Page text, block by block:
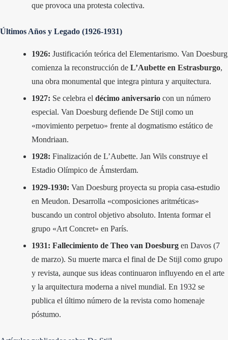
que provoca una protesta colectiva.
Últimos Años y Legado (1926-1931)
1926: Justificación teórica del Elementarismo. Van Doesburg
comienza la reconstrucción deL’Aubette en Estrasburgo,
una obra monumental que integra pintura y arquitectura.
1927: Se celebra eldécimo aniversario con un número
especial. Van Doesburg defiende De Stijl como un
«movimiento perpetuo» frente al dogmatismo estático de
Mondriaan.
1928: Finalización de L’Aubette.Jan Wilsconstruye el
Estadio Olímpico de Ámsterdam.
1929-1930: Van Doesburg proyecta su propia casa-estudio
en Meudon. Desarrolla «composiciones aritméticas»
buscando un control objetivo absoluto. Intenta formar el
grupo «Art Concret» en París.
1931: Fallecimiento de Theo van Doesburg en Davos (7
de marzo). Su muerte marca el final de De Stijl como grupo
y revista, aunque sus ideas continuaron influyendo en el arte
y la arquitectura moderna a nivel mundial. En 1932 se
publica el último número de la revista como homenaje
póstumo.